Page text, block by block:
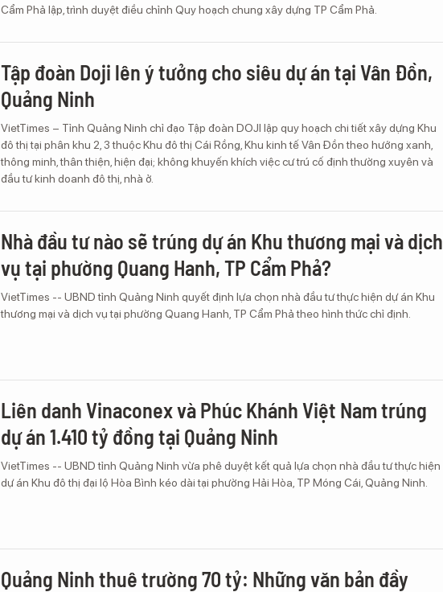
Cẩm Phả lập, trình duyệt điều chỉnh Quy hoạch chung xây dựng TP Cẩm Phả.
Tập đoàn Doji lên ý tưởng cho siêu dự án tại Vân Đồn,
Quảng Ninh
VietTimes – Tỉnh Quảng Ninh chỉ đạo Tập đoàn DOJI lập quy hoạch chi tiết xây dựng Khu
đô thị tại phân khu 2, 3 thuộc Khu đô thị Cái Rồng, Khu kinh tế Vân Đồn theo hướng xanh,
thông minh, thân thiện, hiện đại; không khuyến khích việc cư trú cố định thường xuyên và
đầu tư kinh doanh đô thị, nhà ở.
Nhà đầu tư nào sẽ trúng dự án Khu thương mại và dịch
vụ tại phường Quang Hanh, TP Cẩm Phả?
VietTimes -- UBND tỉnh Quảng Ninh quyết định lựa chọn nhà đầu tư thực hiện dự án Khu
thương mại và dịch vụ tại phường Quang Hanh, TP Cẩm Phả theo hình thức chỉ định.
Liên danh Vinaconex và Phúc Khánh Việt Nam trúng
dự án 1.410 tỷ đồng tại Quảng Ninh
VietTimes -- UBND tỉnh Quảng Ninh vừa phê duyệt kết quả lựa chọn nhà đầu tư thực hiện
dự án Khu đô thị đại lộ Hòa Bình kéo dài tại phường Hải Hòa, TP Móng Cái, Quảng Ninh.
Quảng Ninh thuê trường 70 tỷ: Những văn bản đầy